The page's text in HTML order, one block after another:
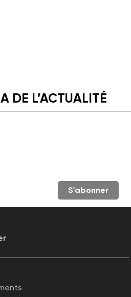
DE L’ACTUALITÉ
S'abonner